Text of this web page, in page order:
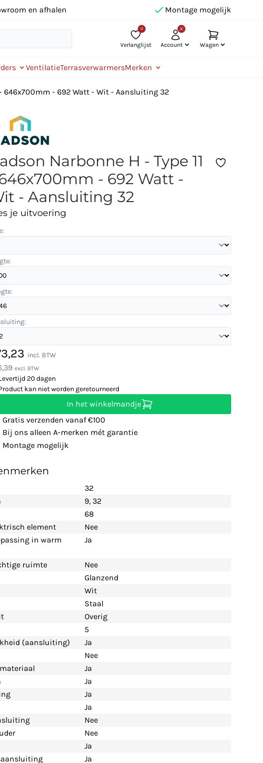
en afhalen Montage mogelijk
0
Verlanglijst Account Wagen
VentilatieTerrasverwarmersMerken
- 646x700mm - 692 Watt - Wit - Aansluiting 32
Narbonne H - Type 11
- 692 Watt -
- Aansluiting 32
je uitvoering
incl. BTW
excl. BTW
20 dagen
kan niet worden geretourneerd
In het winkelmandje
Gratis verzenden vanaf €100
Bij ons alleen A-merken mét garantie
Montage mogelijk
32
9, 32
68
element
Nee
in warm
Ja
ruimte
Nee
Glanzend
Wit
Staal
Overig
5
(aansluiting)
Ja
Nee
Ja
Ja
Ja
Ja
Nee
Nee
Ja
Ja